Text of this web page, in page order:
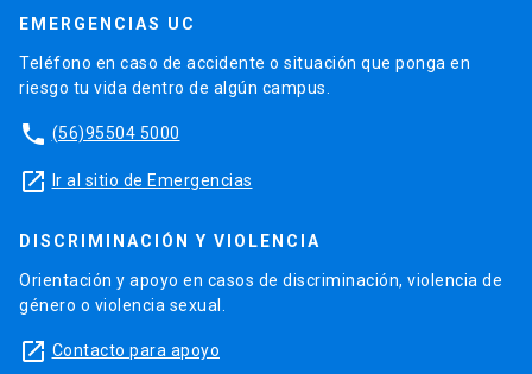
EMERGENCIAS UC
Teléfono en caso de accidente o situación que ponga en
riesgo tu vida dentro de algún campus.
phone (56)95504 5000
launch Ir al sitio de Emergencias
DISCRIMINACIÓN Y VIOLENCIA
Orientación y apoyo en casos de discriminación, violencia de
género o violencia sexual.
launch Contacto para apoyo